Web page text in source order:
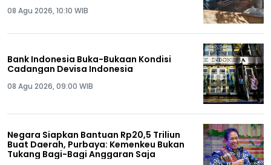
08 Agu 2026, 10:10 WIB
Bank Indonesia Buka-Bukaan Kondisi
Cadangan Devisa Indonesia
08 Agu 2026, 09:00 WIB
Negara Siapkan Bantuan Rp20,5 Triliun
Buat Daerah, Purbaya: Kemenkeu Bukan
Tukang Bagi-Bagi Anggaran Saja